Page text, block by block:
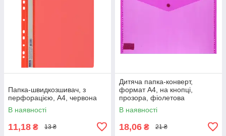
Папка-швидкозшивач, з
перфорацією, А4, червона
В наявності
11,18 ₴ 13 ₴
Дитяча папка-конверт,
формат А4, на кнопці,
прозора, фіолетова
В наявності
18,06 ₴ 21 ₴